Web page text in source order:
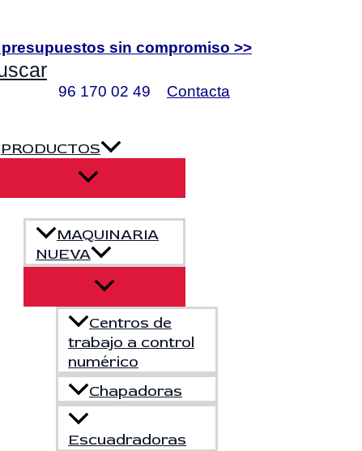
sin compromiso >>
96 170 02 49 Contacta
PRODUCTOS
MAQUINARIA
NUEVA
Centros de
trabajo a control
numérico
Chapadoras
Escuadradoras